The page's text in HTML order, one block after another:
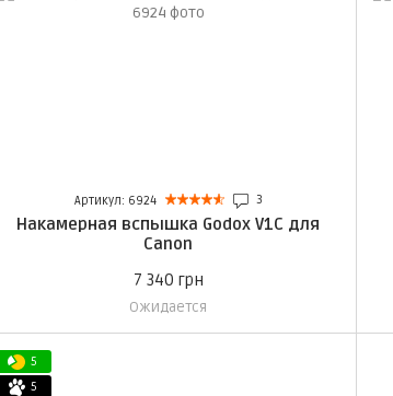
Артикул: 6924 3
Накамерная вспышка Godox V1C для
Canon
7 340 грн
Ожидается
5
5